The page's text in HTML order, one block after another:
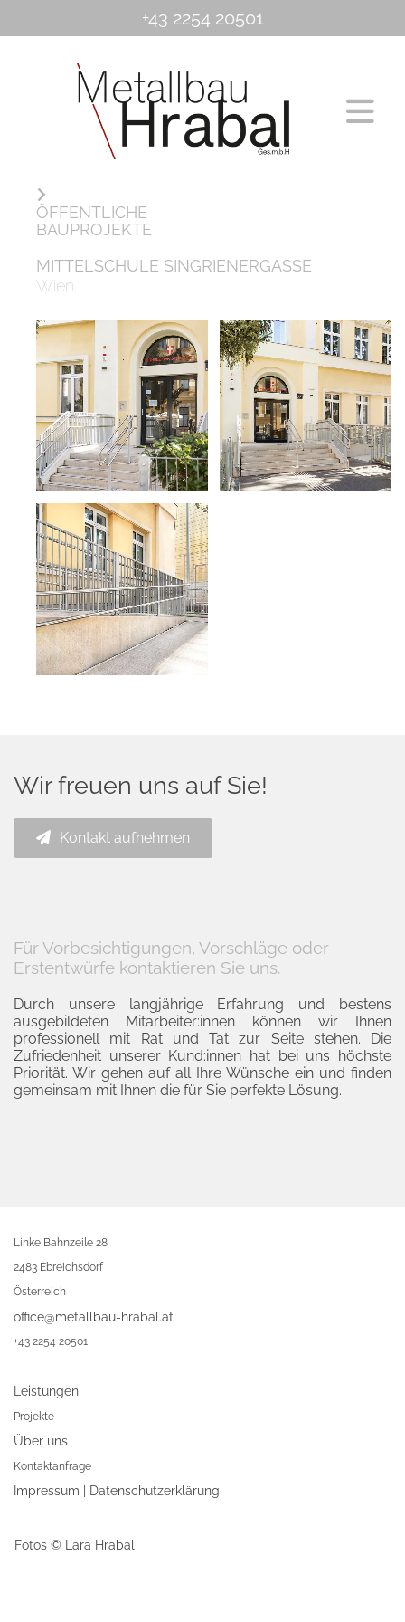
+43 2254 20501
ÖFFENTLICHE
BAUPROJEKTE
MITTELSCHULE SINGRIENERGASSE
Wien
Wir freuen uns auf Sie!
Kontakt aufnehmen
Für Vorbesichtigungen, Vorschläge oder
Erstentwürfe kontaktieren Sie uns.
Durch unsere langjährige Erfahrung und bestens
ausgebildeten Mitarbeiter:innen können wir Ihnen
professionell mit Rat und Tat zur Seite stehen. Die
Zufriedenheit unserer Kund:innen hat bei uns höchste
Priorität. Wir gehen auf all Ihre Wünsche ein und finden
gemeinsam mit Ihnen die für Sie perfekte Lösung.
Linke Bahnzeile 28
2483 Ebreichsdorf
Österreich
office@metallbau-hrabal.at
+43 2254 20501
Leistungen
Projekte
Über uns
Kontaktanfrage
Impressum Datenschutzerklärung
Fotos © Lara Hrabal